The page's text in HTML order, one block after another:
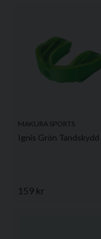
Ja, ni får
MAKURA SPORTS
Ignis Grön Tandskydd
159 kr